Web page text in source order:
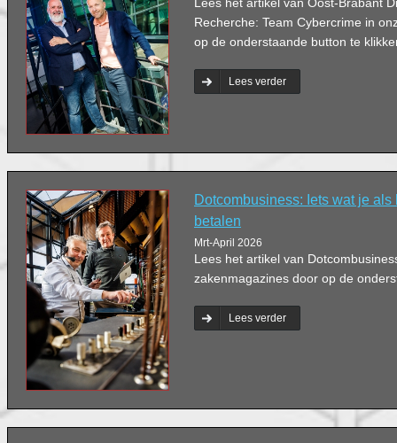
Recherche: Team Cybercrime in
op de onderstaande button te
Lees verder
Dotcombusiness: Iets wat je
betalen
Mrt-April 2026
Lees het artikel van
zakenmagazines door op de
Lees verder